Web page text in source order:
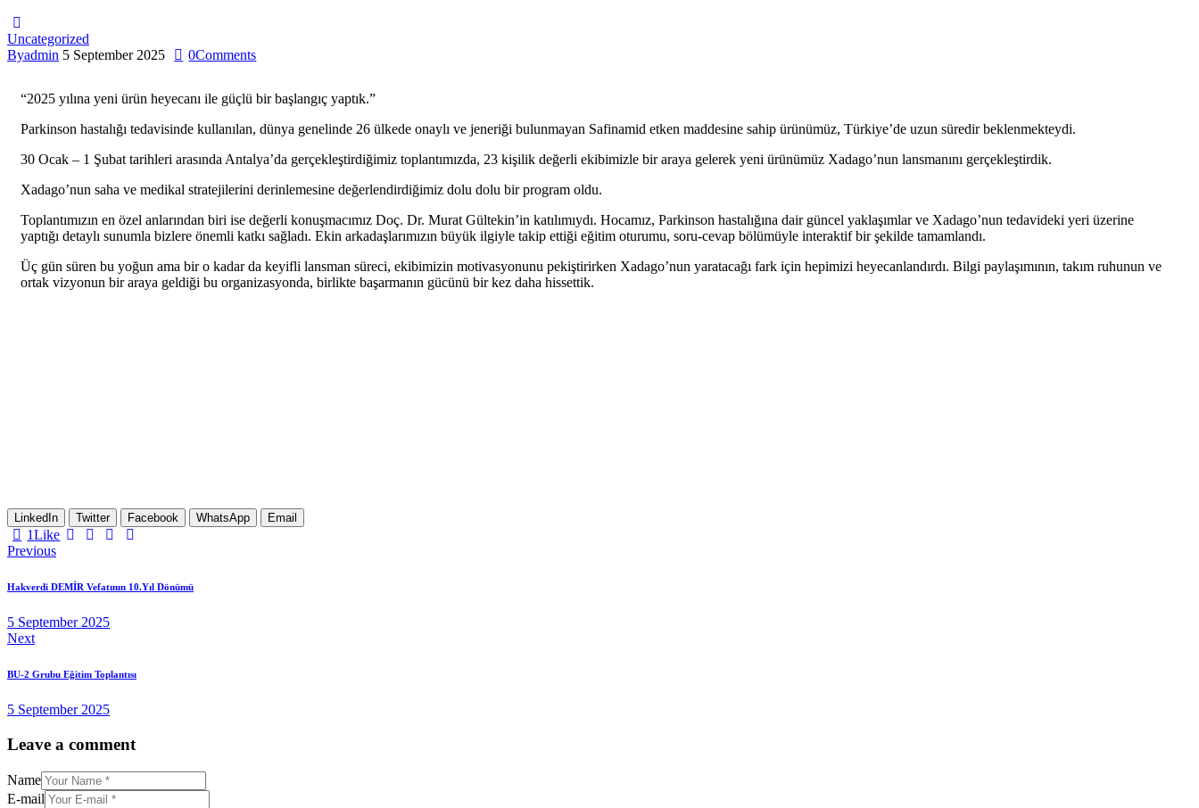
Uncategorized
Byadmin 5 September 2025 0Comments
“2025 yılına yeni ürün heyecanı ile güçlü bir başlangıç yaptık.”
Parkinson hastalığı tedavisinde kullanılan, dünya genelinde 26 ülkede onaylı ve jeneriği bulunmayan Safinamid etken maddesine sahip ürünümüz, Türkiye’de uzun süredir beklenmekteydi.
30 Ocak – 1 Şubat tarihleri arasında Antalya’da gerçekleştirdiğimiz toplantımızda, 23 kişilik değerli ekibimizle bir araya gelerek yeni ürünümüz Xadago’nun lansmanını gerçekleştirdik.
Xadago’nun saha ve medikal stratejilerini derinlemesine değerlendirdiğimiz dolu dolu bir program oldu.
Toplantımızın en özel anlarından biri ise değerli konuşmacımız Doç. Dr. Murat Gültekin’in katılımıydı. Hocamız, Parkinson hastalığına dair güncel yaklaşımlar ve Xadago’nun tedavideki yeri üzerine
yaptığı detaylı sunumla bizlere önemli katkı sağladı. Ekin arkadaşlarımızın büyük ilgiyle takip ettiği eğitim oturumu, soru-cevap bölümüyle interaktif bir şekilde tamamlandı.
Üç gün süren bu yoğun ama bir o kadar da keyifli lansman süreci, ekibimizin motivasyonunu pekiştirirken Xadago’nun yaratacağı fark için hepimizi heyecanlandırdı. Bilgi paylaşımının, takım ruhunun ve
ortak vizyonun bir araya geldiği bu organizasyonda, birlikte başarmanın gücünü bir kez daha hissettik.
LinkedIn Twitter Facebook WhatsApp Email
1Like
Previous
Hakverdi DEMİR Vefatının 10.Yıl Dönümü
5 September 2025
Next
BU-2 Grubu Eğitim Toplantısı
5 September 2025
Leave a comment
Name
E-mail